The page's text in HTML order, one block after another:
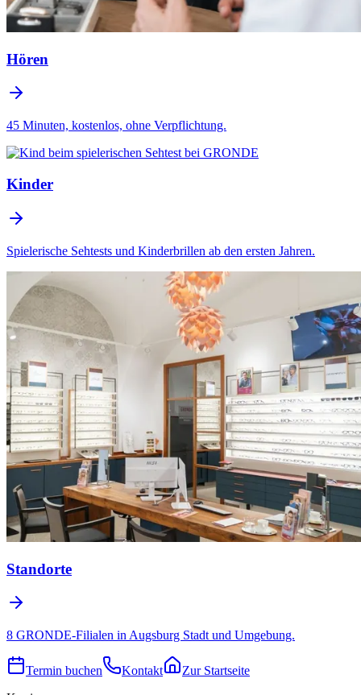
Hören
45 Minuten, kostenlos, ohne Verpflichtung.
Kinder
Spielerische Sehtests und Kinderbrillen ab den ersten Jahren.
Standorte
8 GRONDE-Filialen in Augsburg Stadt und Umgebung.
Termin buchen Kontakt
Zur Startseite